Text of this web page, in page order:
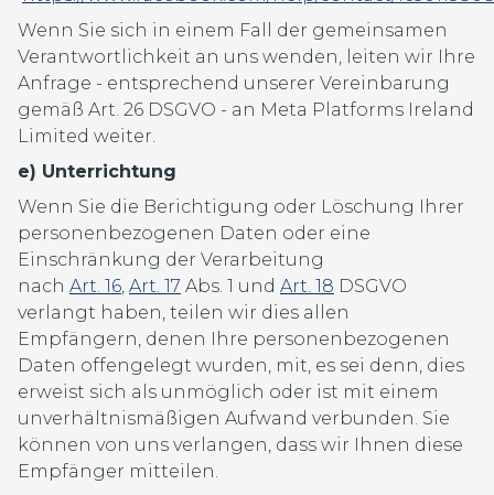
Wenn Sie sich in einem Fall der gemeinsamen
Verantwortlichkeit an uns wenden, leiten wir Ihre
Anfrage - entsprechend unserer Vereinbarung
gemäß Art. 26 DSGVO - an Meta Platforms Ireland
Limited weiter.
e) Unterrichtung
Wenn Sie die Berichtigung oder Löschung Ihrer
personenbezogenen Daten oder eine
Einschränkung der Verarbeitung
nach Art. 16, Art. 17 Abs. 1 und Art. 18 DSGVO
verlangt haben, teilen wir dies allen
Empfängern, denen Ihre personenbezogenen
Daten offengelegt wurden, mit, es sei denn, dies
erweist sich als unmöglich oder ist mit einem
unverhältnismäßigen Aufwand verbunden. Sie
können von uns verlangen, dass wir Ihnen diese
Empfänger mitteilen.